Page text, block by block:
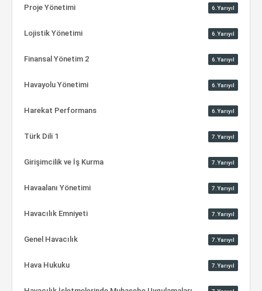
Proje Yönetimi 6.Yarıyıl
Lojistik Yönetimi 6.Yarıyıl
Finansal Yönetim 2 6.Yarıyıl
Havayolu Yönetimi 6.Yarıyıl
Harekat Performans 6.Yarıyıl
Türk Dili 1 7.Yarıyıl
Girişimcilik ve İş Kurma 7.Yarıyıl
Havaalanı Yönetimi 7.Yarıyıl
Havacılık Emniyeti 7.Yarıyıl
Genel Havacılık 7.Yarıyıl
Hava Hukuku 7.Yarıyıl